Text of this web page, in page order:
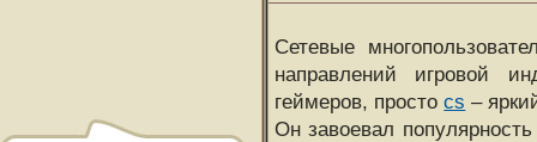
Сетевые
направлений игровой
геймеров, простоcs –
Он завоевал